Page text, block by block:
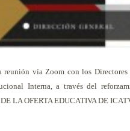
reunión vía Zoom con los
Interna, a través del
LA OFERTA EDUCATIVA DE